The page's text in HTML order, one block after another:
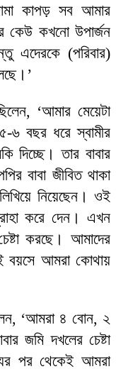
কাপড় সব আমার
কেউ কখনো উপার্জন
এদেরকে (পরিবার)
‘আমার মেয়েটা
বছর ধরে স্বামীর
দিচ্ছে। তার বাবার
বাবা জীবিত থাকা
নিয়েছেন। ওই
করে দেন। এখন
করছে। আমাদের
বয়সে আমরা কোথায়
‘আমরা ৪ বোন, ২
জমি দখলের চেষ্টা
পর থেকেই আমরা